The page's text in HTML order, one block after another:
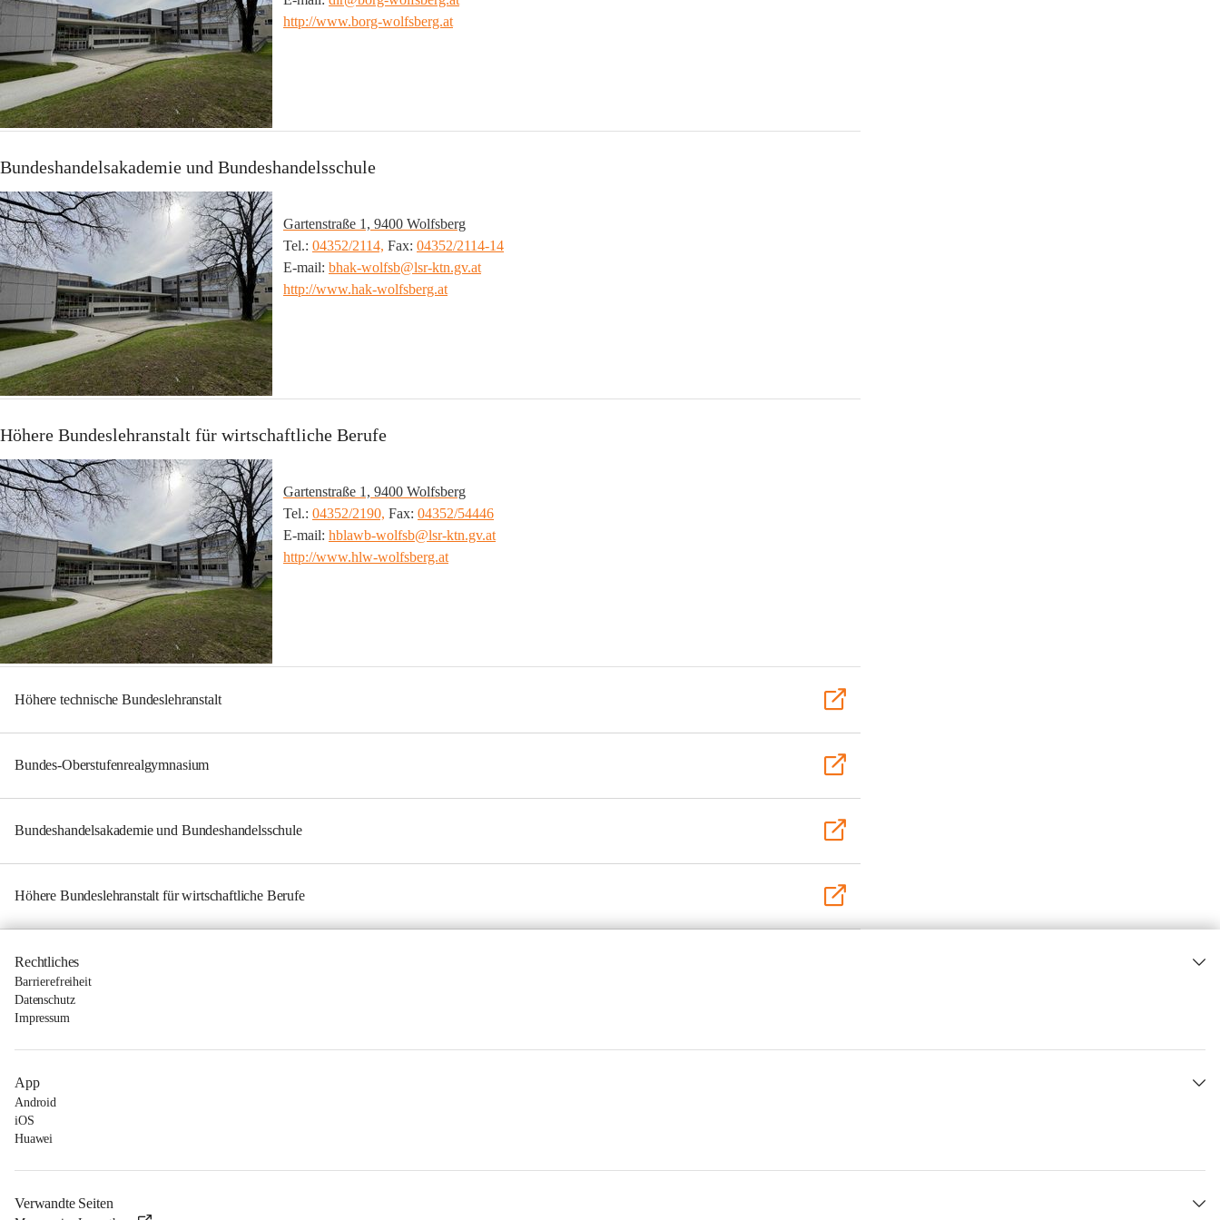
http://www.borg-wolfsberg.at
Bundeshandelsakademie und Bundeshandelsschule
Gartenstraße 1, 9400 Wolfsberg
Tel.: 04352/2114, Fax: 04352/2114-14
E-mail: bhak-wolfsb@lsr-ktn.gv.at
http://www.hak-wolfsberg.at
Höhere Bundeslehranstalt für wirtschaftliche Berufe
Gartenstraße 1, 9400 Wolfsberg
Tel.: 04352/2190, Fax: 04352/54446
E-mail: hblawb-wolfsb@lsr-ktn.gv.at
http://www.hlw-wolfsberg.at
Höhere technische Bundeslehranstalt
Bundes-Oberstufenrealgymnasium
Bundeshandelsakademie und Bundeshandelsschule
Höhere Bundeslehranstalt für wirtschaftliche Berufe
Rechtliches
Barrierefreiheit
Datenschutz
Impressum
App
Android
iOS
Huawei
Verwandte Seiten